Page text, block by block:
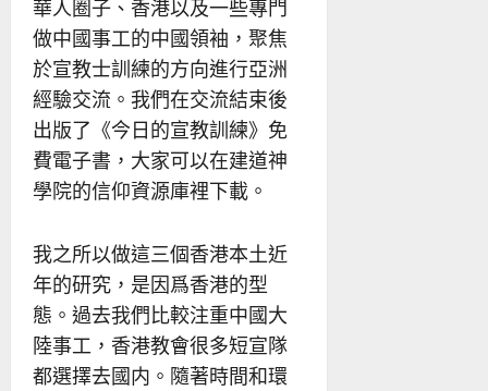
華人圈子、香港以及一些專門
做中國事工的中國領袖，聚焦
於宣教士訓練的方向進行亞洲
經驗交流。我們在交流結束後
出版了《今日的宣教訓練》免
費電子書，大家可以在建道神
學院的信仰資源庫裡下載。
我之所以做這三個香港本土近
年的研究，是因爲香港的型
態。過去我們比較注重中國大
陸事工，香港教會很多短宣隊
都選擇去國内。隨著時間和環